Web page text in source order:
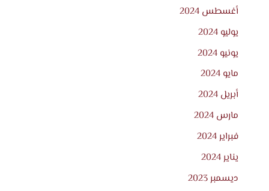
أغسطس 2024
يوليو 2024
يونيو 2024
مايو 2024
أبريل 2024
مارس 2024
فبراير 2024
يناير 2024
ديسمبر 2023